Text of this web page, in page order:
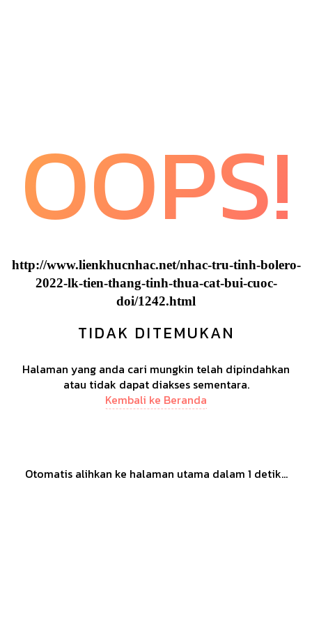
OOPS!
http://www.lienkhucnhac.net/nhac-tru-tinh-bolero-
2022-lk-tien-thang-tinh-thua-cat-bui-cuoc-
doi/1242.html
TIDAK DITEMUKAN
Halaman yang anda cari mungkin telah dipindahkan
atau tidak dapat diakses sementara.
Kembali ke Beranda
Otomatis alihkan ke halaman utama dalam 1 detik...